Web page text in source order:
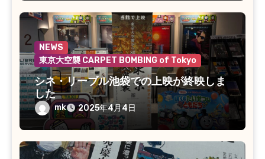
NEWS
東京大空襲 CARPET BOMBING of Tokyo
シネ・リーブル池袋での上映が終映しま
した
mk 2025年4月4日